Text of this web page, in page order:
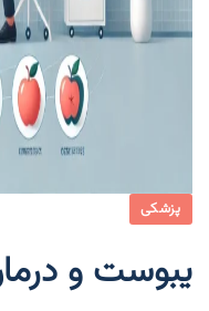
پزشکی
یبوست و